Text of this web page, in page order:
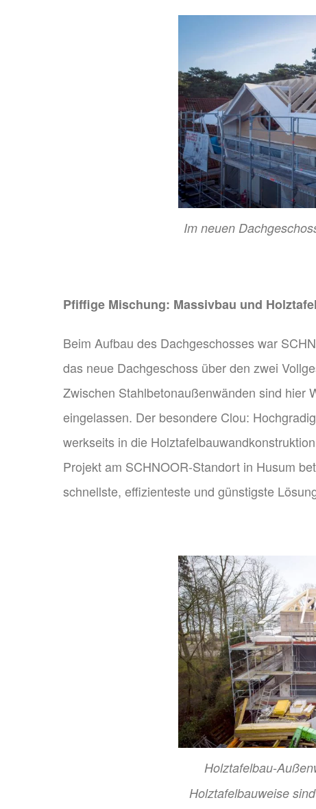
Im neuen
Pfiffige Mischung: Massivbau und
Beim Aufbau des Dachgeschosses war
das neue Dachgeschoss über den zwei
Zwischen Stahlbetonaußenwänden sind hier
eingelassen. Der besondere Clou:
werkseits in die
Projekt am SCHNOOR-Standort in Husum
schnellste, effizienteste und günstigste
Holztafelbau-
Holztafelbauweise